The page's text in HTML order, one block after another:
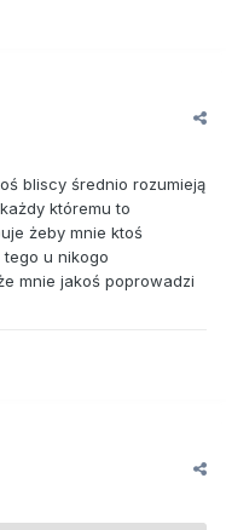
bliscy średnio rozumieją
któremu to
żeby mnie ktoś
tego u nikogo
mnie jakoś poprowadzi